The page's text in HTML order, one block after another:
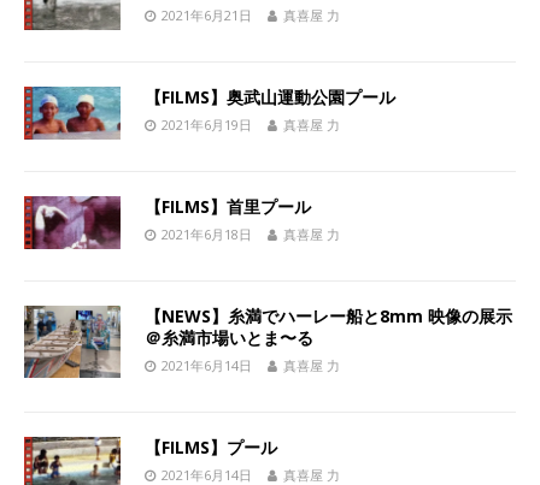
2021年6月21日 真喜屋 力
【FILMS】奥武山運動公園プール
2021年6月19日 真喜屋 力
【FILMS】首里プール
2021年6月18日 真喜屋 力
【NEWS】糸満でハーレー船と8mm 映像の展示
＠糸満市場いとま〜る
2021年6月14日 真喜屋 力
【FILMS】プール
2021年6月14日 真喜屋 力